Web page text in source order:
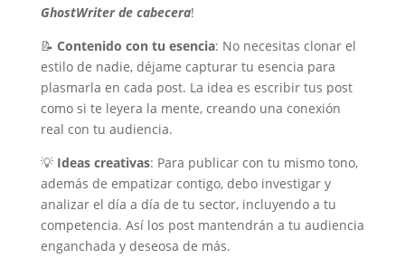
GhostWriter de cabecera!
📝 Contenido con tu esencia: No necesitas clonar el
estilo de nadie, déjame capturar tu esencia para
plasmarla en cada post. La idea es escribir tus post
como si te leyera la mente, creando una conexión
real con tu audiencia.
💡 Ideas creativas: Para publicar con tu mismo tono,
además de empatizar contigo, debo investigar y
analizar el día a día de tu sector, incluyendo a tu
competencia. Así los post mantendrán a tu audiencia
enganchada y deseosa de más.